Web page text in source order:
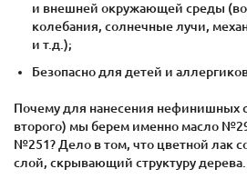
и внешней окружающей среды
колебания, солнечные лучи,
и т.д.);
Безопасно для детей и
Почему для нанесения нефинишных
второго) мы берем именно масло
№251? Дело в том, что цветной лак
слой, скрывающий структуру дерева.